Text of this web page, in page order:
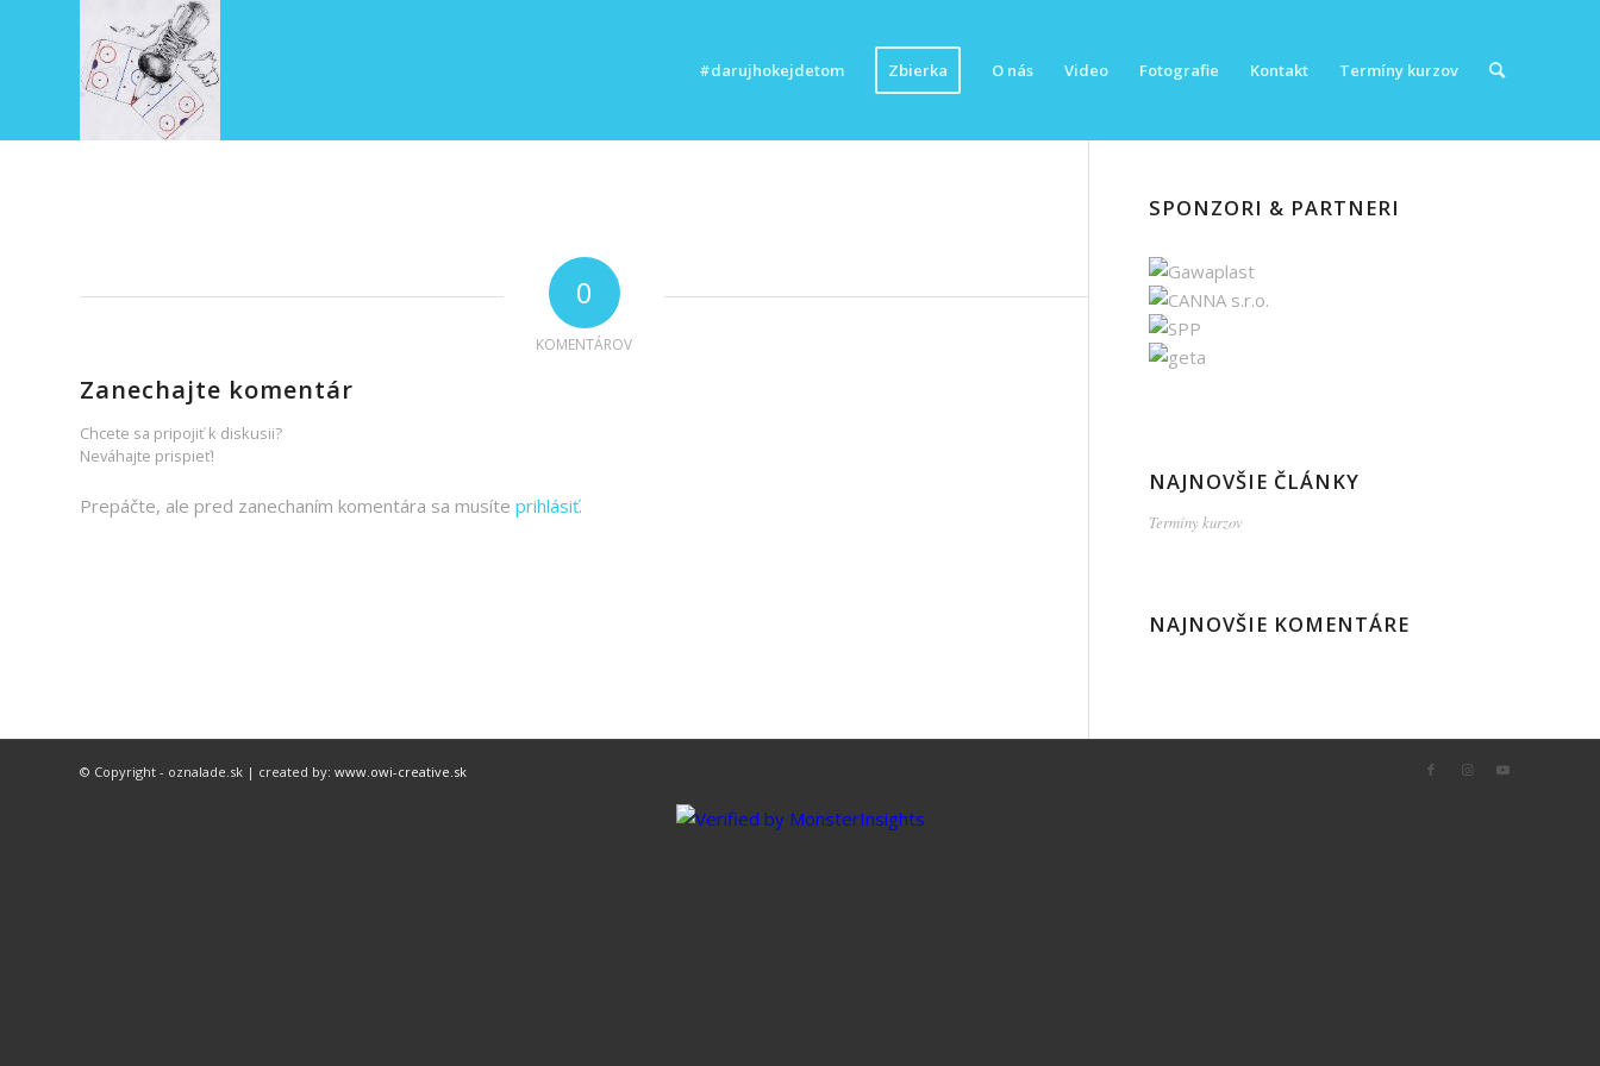
#darujhokejdetom Zbierka O nás Video Fotografie Kontakt Termíny kurzov
0
KOMENTÁROV
Zanechajte komentár
Chcete sa pripojiť k diskusii?
Neváhajte prispieť!
Prepáčte, ale pred zanechaním komentára sa musíte prihlásiť.
SPONZORI & PARTNERI
NAJNOVŠIE ČLÁNKY
Termíny kurzov
NAJNOVŠIE KOMENTÁRE
© Copyright - oznalade.sk | created by: www.owi-creative.sk